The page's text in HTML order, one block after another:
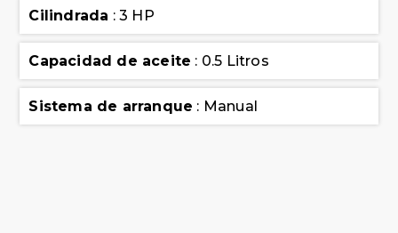
Cilindrada : 3 HP
Capacidad de aceite : 0.5 Litros
Sistema de arranque : Manual